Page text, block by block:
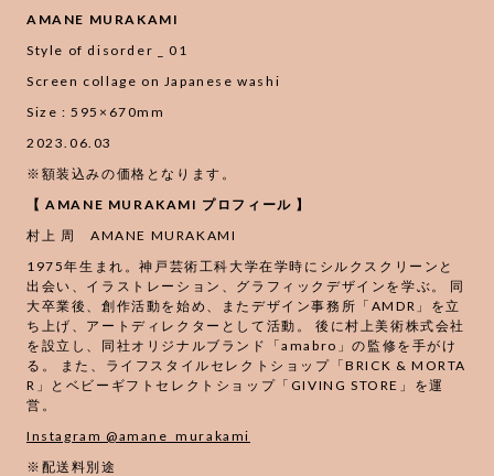
AMANE MURAKAMI
Style of disorder _ 01
Screen collage on Japanese washi
Size : 595×670mm
2023.06.03
※額装込みの価格となります。
【 AMANE MURAKAMI プロフィール 】
村上 周 AMANE MURAKAMI
1975年生まれ。神戸芸術工科大学在学時にシルクスクリーンと
出会い、イラストレーション、グラフィックデザインを学ぶ。 同
大卒業後、創作活動を始め、またデザイン事務所「AMDR」を立
ち上げ、アートディレクターとして活動。 後に村上美術株式会社
を設立し、同社オリジナルブランド「amabro」の監修を手がけ
る。 また、ライフスタイルセレクトショップ「BRICK & MORTA
R」とベビーギフトセレクトショップ「GIVING STORE」を運
営。
Instagram @amane_murakami
※配送料別途